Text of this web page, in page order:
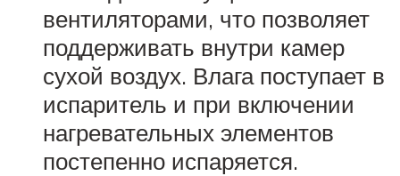
вентиляторами, что позволяет
поддерживать внутри камер
сухой воздух. Влага поступает в
испаритель и при включении
нагревательных элементов
постепенно испаряется.